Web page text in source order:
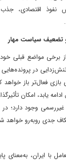
نفوذ اقتصادی،
برخی مواضع قبلی
در پرونده‌هایی
فعال‌تر باز خواهد
یابد، امکان
وجود دارد؛ در
جدی روبه‌رو خواهد
با ایران، به‌معنای